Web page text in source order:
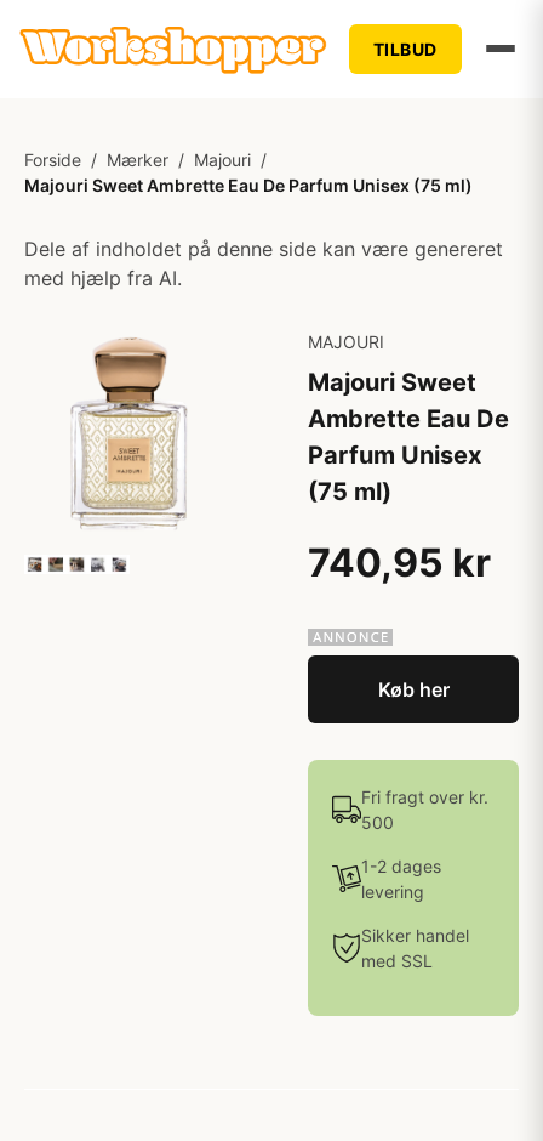
TILBUD
Forside / Mærker / Majouri /
Majouri Sweet Ambrette Eau De Parfum Unisex (75 ml)
Dele af indholdet på denne side kan være genereret
med hjælp fra AI.
MAJOURI
Majouri Sweet
Ambrette Eau De
Parfum Unisex
(75 ml)
740,95 kr
Køb her
Fri fragt over kr.
500
1-2 dages
levering
Sikker handel
med SSL